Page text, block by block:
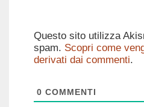
Questo sito utilizza
spam. Scopri come
derivati dai commenti.
0 COMMENTI